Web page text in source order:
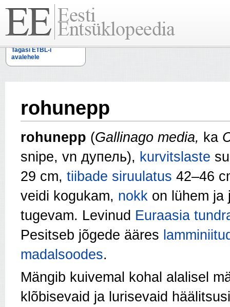
Tagasi ETBL-i
avalehele
rohunepp
rohunepp (Gallinago media, ka
snipe, vn дупель), kurvitslaste
29 cm, tiibade siruulatus 42–46
veidi kogukam, nokk on lühem ja
tugevam. Levinud Euraasia
Pesitseb jõgede ääres
madalsoodes.
Mängib kuivemal kohal alalisel
klõbisevaid ja lurisevaid